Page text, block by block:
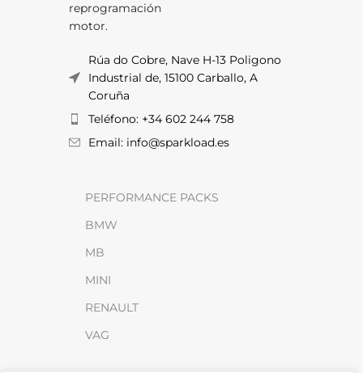
reprogramación
motor.
Rúa do Cobre, Nave H-13 Poligono
Industrial de, 15100 Carballo, A
Coruña
Teléfono: +34 602 244 758
Email: info@sparkload.es
PERFORMANCE PACKS
BMW
MB
MINI
RENAULT
VAG